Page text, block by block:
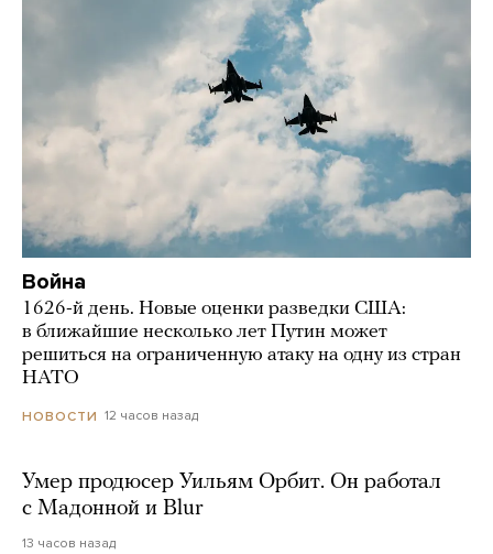
Война
1626-й день. Новые оценки разведки США:
в ближайшие несколько лет Путин может
решиться на ограниченную атаку на одну из стран
НАТО
НОВОСТИ 12 часов назад
Умер продюсер Уильям Орбит. Он работал
с Мадонной и Blur
13 часов назад